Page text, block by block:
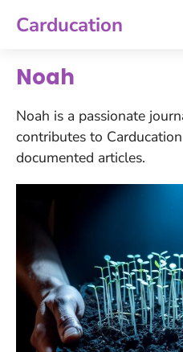
InhaltCarducation
Noah
Noah is a passionate
contributes to
documented articles.